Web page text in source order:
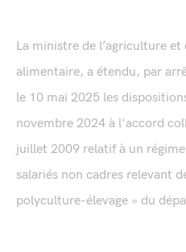
La ministre de l’agriculture et
alimentaire, a étendu, par
le 10 mai 2025 les
novembre 2024 à l'accord
juillet 2009 relatif à un
salariés non cadres relevant
polyculture-élevage » du